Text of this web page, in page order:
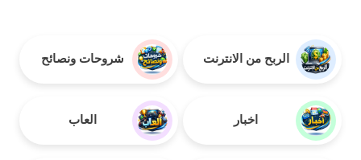
الربح من الانترنت شروحات ونصائح
اخبار العاب